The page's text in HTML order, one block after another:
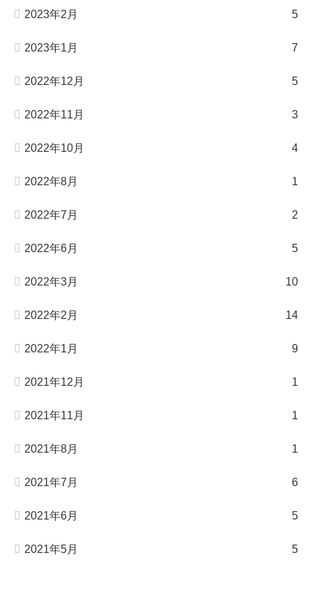
2023年2月 5
2023年1月 7
2022年12月 5
2022年11月 3
2022年10月 4
2022年8月 1
2022年7月 2
2022年6月 5
2022年3月 10
2022年2月 14
2022年1月 9
2021年12月 1
2021年11月 1
2021年8月 1
2021年7月 6
2021年6月 5
2021年5月 5